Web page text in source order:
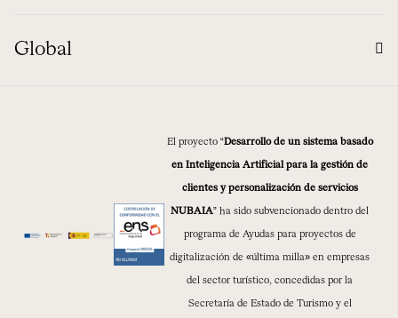
Global
El proyecto “Desarrollo de un sistema basado
en Inteligencia Artificial para la gestión de
clientes y personalización de servicios
NUBAIA” ha sido subvencionado dentro del
programa de Ayudas para proyectos de
digitalización de «última milla» en empresas
del sector turístico, concedidas por la
Secretaría de Estado de Turismo y el